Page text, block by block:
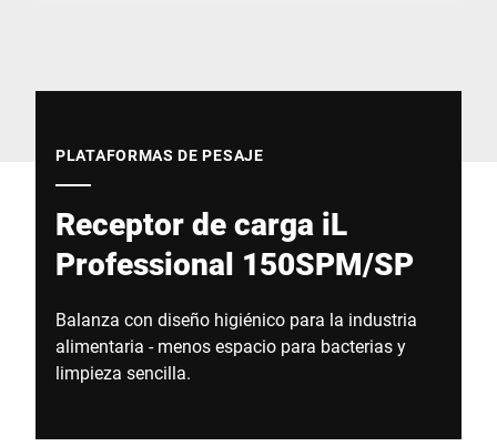
PLATAFORMAS DE PESAJE
Receptor de carga iL
Professional 150SPM/SP
Balanza con diseño higiénico para la industria
alimentaria - menos espacio para bacterias y
limpieza sencilla.